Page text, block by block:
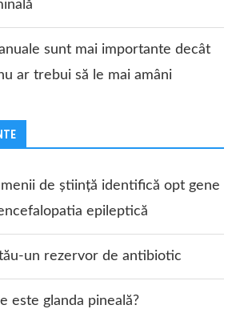
sunt mai importante decât
ar trebui să le mai amâni
de știință identifică opt gene
epileptică
un rezervor de antibiotic
este glanda pineală?